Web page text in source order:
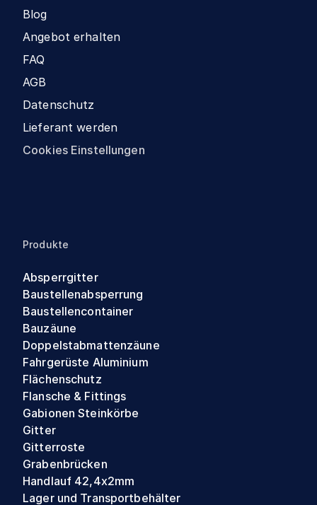
Blog
Angebot erhalten
FAQ
AGB
Datenschutz
Lieferant werden
Cookies Einstellungen
Produkte
Absperrgitter
Baustellenabsperrung
Baustellencontainer
Bauzäune
Doppelstabmattenzäune
Fahrgerüste Aluminium
Flächenschutz
Flansche & Fittings
Gabionen Steinkörbe
Gitter
Gitterroste
Grabenbrücken
Handlauf 42,4x2mm
Lager und Transportbehälter